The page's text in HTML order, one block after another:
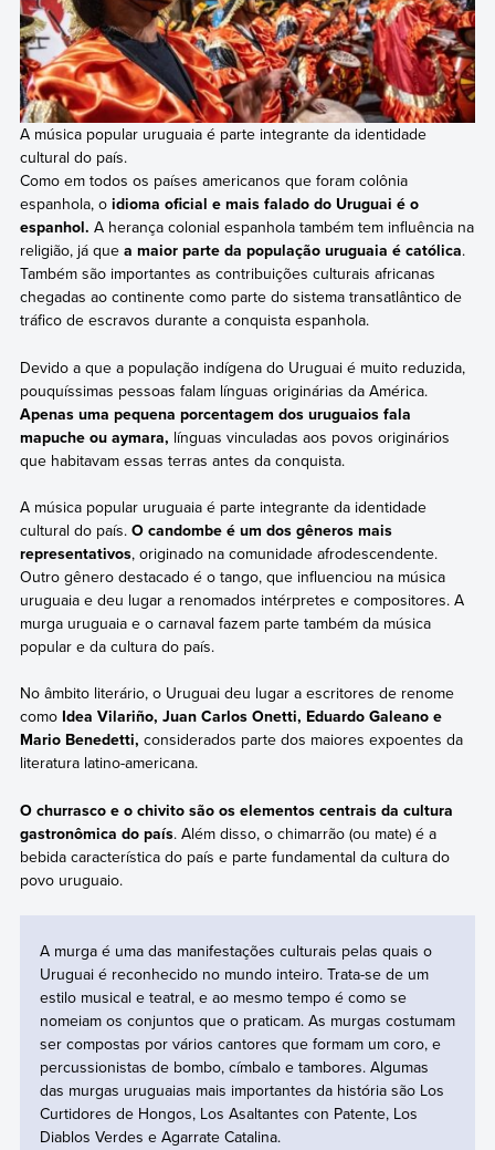
A música popular uruguaia é parte integrante da identidade
cultural do país.
Como em todos os países americanos que foram colônia
espanhola, o idioma oficial e mais falado do Uruguai é o
espanhol. A herança colonial espanhola também tem influência na
religião, já que a maior parte da população uruguaia é católica.
Também são importantes as contribuições culturais africanas
chegadas ao continente como parte do sistema transatlântico de
tráfico de escravos durante a conquista espanhola.
Devido a que a população indígena do Uruguai é muito reduzida,
pouquíssimas pessoas falam línguas originárias da América.
Apenas uma pequena porcentagem dos uruguaios fala
mapuche ou aymara, línguas vinculadas aos povos originários
que habitavam essas terras antes da conquista.
A música popular uruguaia é parte integrante da identidade
cultural do país. O candombe é um dos gêneros mais
representativos, originado na comunidade afrodescendente.
Outro gênero destacado é o tango, que influenciou na música
uruguaia e deu lugar a renomados intérpretes e compositores. A
murga uruguaia e o carnaval fazem parte também da música
popular e da cultura do país.
No âmbito literário, o Uruguai deu lugar a escritores de renome
como Idea Vilariño, Juan Carlos Onetti, Eduardo Galeano e
Mario Benedetti, considerados parte dos maiores expoentes da
literatura latino-americana.
O churrasco e o chivito são os elementos centrais da cultura
gastronômica do país. Além disso, o chimarrão (ou mate) é a
bebida característica do país e parte fundamental da cultura do
povo uruguaio.
A murga é uma das manifestações culturais pelas quais o
Uruguai é reconhecido no mundo inteiro. Trata-se de um
estilo musical e teatral, e ao mesmo tempo é como se
nomeiam os conjuntos que o praticam. As murgas costumam
ser compostas por vários cantores que formam um coro, e
percussionistas de bombo, címbalo e tambores. Algumas
das murgas uruguaias mais importantes da história são Los
Curtidores de Hongos, Los Asaltantes con Patente, Los
Diablos Verdes e Agarrate Catalina.